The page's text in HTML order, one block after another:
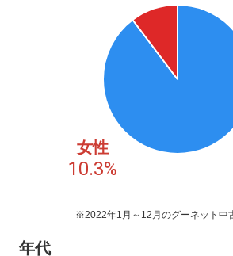
女性
10.3%
※2022年1月～12月のグーネット中
年代